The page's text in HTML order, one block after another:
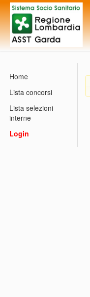
Home
Lista concorsi
Lista selezioni
interne
Login